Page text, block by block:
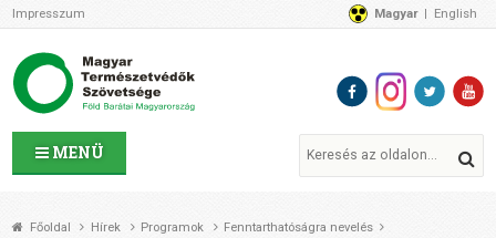
MENÜ
Impresszum Magyar English
Az MTVSZ-ről
Programok
MTVSZ ügyek és események
Tagszervezetek
Támogatóink
Főoldal Hírek Programok Fenntarthatóságra nevelés